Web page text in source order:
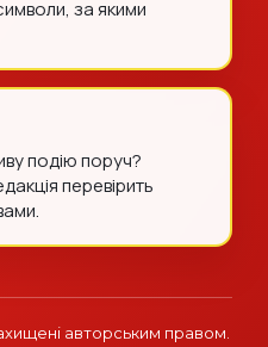
за якими
подію поруч?
перевірить
авторським правом.